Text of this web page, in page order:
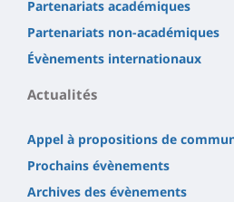
Partenariats académiques
Partenariats non-académiques
Évènements internationaux
Actualités
Appel à propositions de
Prochains évènements
Archives des évènements